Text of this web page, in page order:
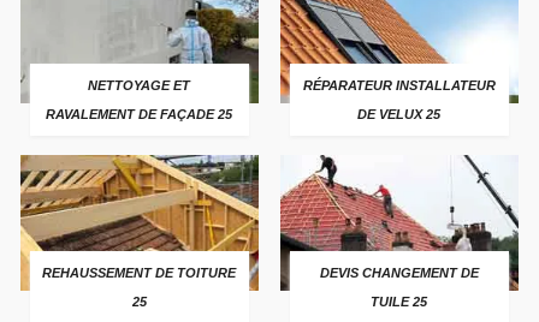
NETTOYAGE ET
RAVALEMENT DE FAÇADE 25
RÉPARATEUR INSTALLATEUR
DE VELUX 25
REHAUSSEMENT DE TOITURE
25
DEVIS CHANGEMENT DE
TUILE 25